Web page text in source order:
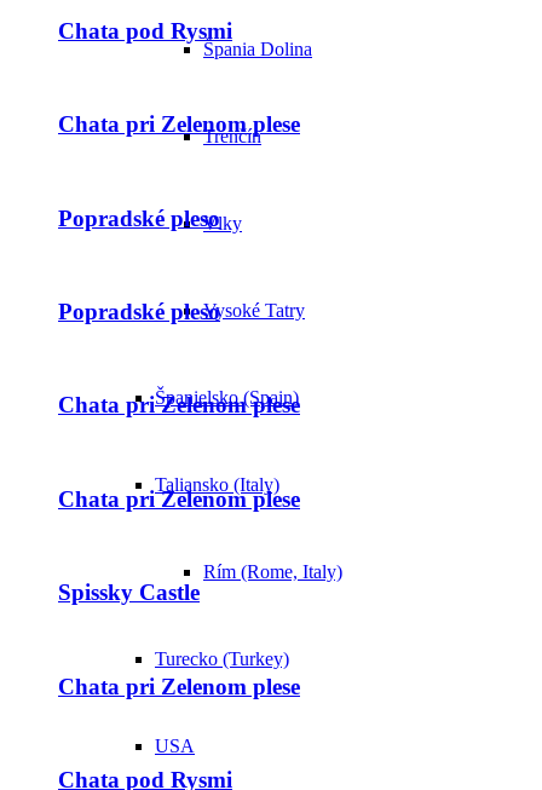
Špania Dolina
Trenčín
Vlky
Vysoké Tatry
Španielsko (Spain)
Taliansko (Italy)
Rím (Rome, Italy)
Turecko (Turkey)
USA
Chata pod Rysmi
Chata pri Zelenom plese
Popradské pleso
Popradské pleso
Chata pri Zelenom plese
Chata pri Zelenom plese
Spissky Castle
Chata pri Zelenom plese
Chata pod Rysmi